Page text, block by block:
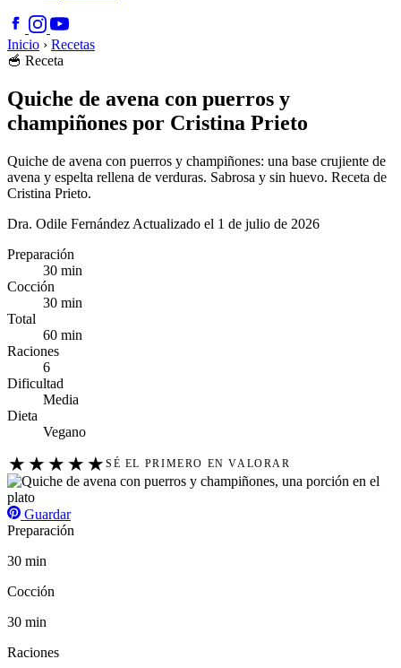
Inicio › Recetas
🥣 Receta
Quiche de avena con puerros y
champiñones por Cristina Prieto
Quiche de avena con puerros y champiñones: una base crujiente de
avena y espelta rellena de verduras. Sabrosa y sin huevo. Receta de
Cristina Prieto.
Dra. Odile Fernández Actualizado el 1 de julio de 2026
Preparación
30 min
Cocción
30 min
Total
60 min
Raciones
6
Dificultad
Media
Dieta
Vegano
★ ★ ★ ★ ★ SÉ EL PRIMERO EN VALORAR
Guardar
Preparación
30 min
Cocción
30 min
Raciones